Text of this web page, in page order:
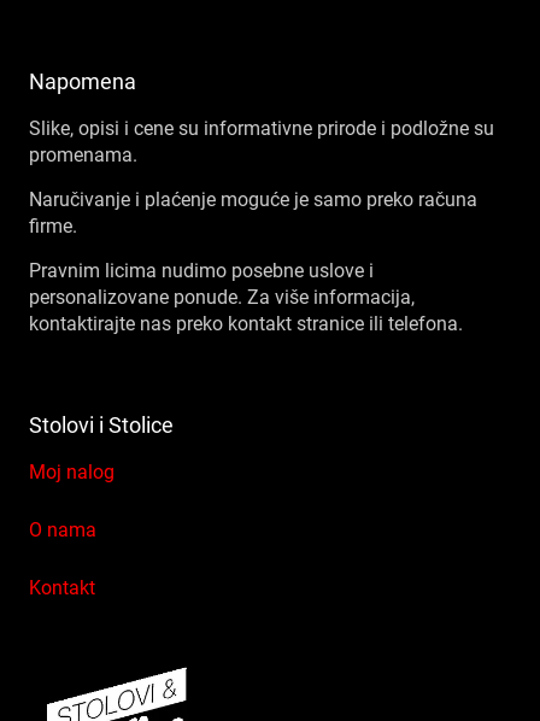
Napomena
Slike, opisi i cene su informativne prirode i podložne su
promenama.
Naručivanje i plaćenje moguće je samo preko računa
firme.
Pravnim licima nudimo posebne uslove i
personalizovane ponude. Za više informacija,
kontaktirajte nas preko kontakt stranice ili telefona.
Stolovi i Stolice
Moj nalog
O nama
Kontakt